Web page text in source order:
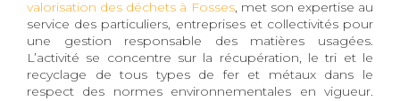
valorisation des déchets à Fosses, met son expertise au
service des particuliers, entreprises et collectivités pour
une gestion responsable des matières usagées.
L’activité se concentre sur la récupération, le tri et le
recyclage de tous types de fer et métaux dans le
respect des normes environnementales en vigueur.